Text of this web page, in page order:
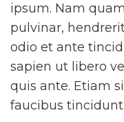
ipsum. Nam
pulvinar,
odio et ante
sapien ut libero
quis ante. Etiam
faucibus tincidunt.